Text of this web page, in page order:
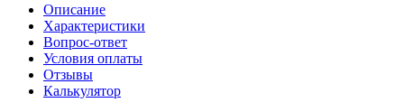
Описание
Характеристики
Вопрос-ответ
Условия оплаты
Отзывы
Калькулятор